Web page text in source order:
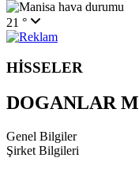
21 °
HİSSELER
DOGANLAR
Genel Bilgiler
Şirket Bilgileri